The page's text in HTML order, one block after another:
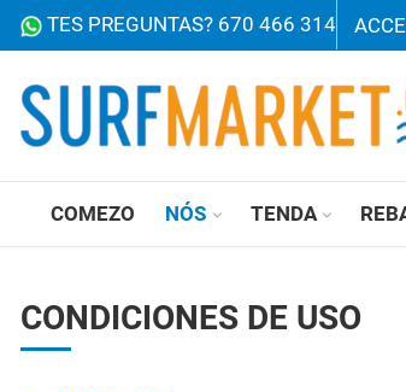
TES PREGUNTAS? 670 466 314
COMEZO NÓS TENDA
CONDICIONES DE USO